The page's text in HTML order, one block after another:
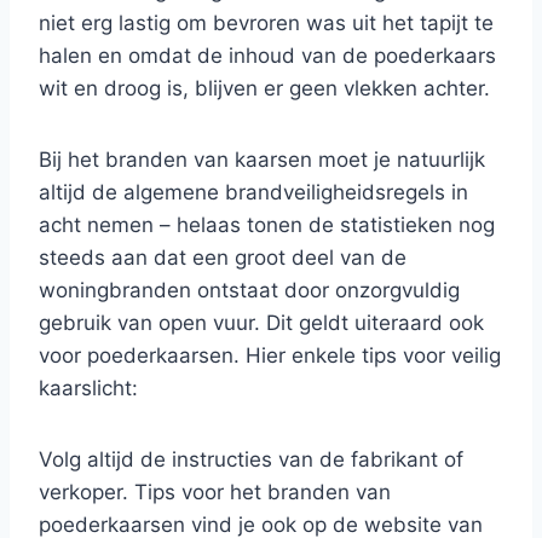
niet erg lastig om bevroren was uit het tapijt te
halen en omdat de inhoud van de poederkaars
wit en droog is, blijven er geen vlekken achter.
Bij het branden van kaarsen moet je natuurlijk
altijd de algemene brandveiligheidsregels in
acht nemen – helaas tonen de statistieken nog
steeds aan dat een groot deel van de
woningbranden ontstaat door onzorgvuldig
gebruik van open vuur. Dit geldt uiteraard ook
voor poederkaarsen. Hier enkele tips voor veilig
kaarslicht:
Volg altijd de instructies van de fabrikant of
verkoper. Tips voor het branden van
poederkaarsen vind je ook op de website van